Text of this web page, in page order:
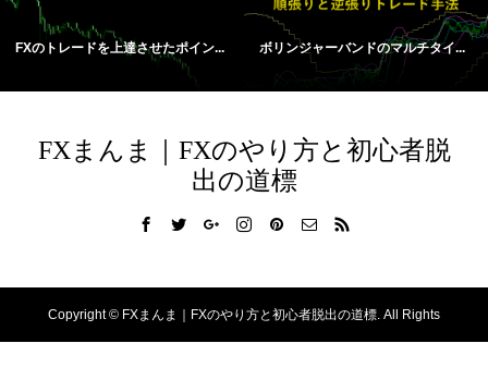
FXのトレードを上達させたポイン... ボリンジャーバンドのマルチタイ...
FXまんま｜FXのやり方と初心者脱
出の道標
Copyright © FXまんま｜FXのやり方と初心者脱出の道標. All Rights